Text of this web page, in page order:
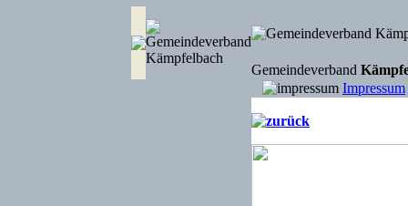
Gemeindeverband
Impressum